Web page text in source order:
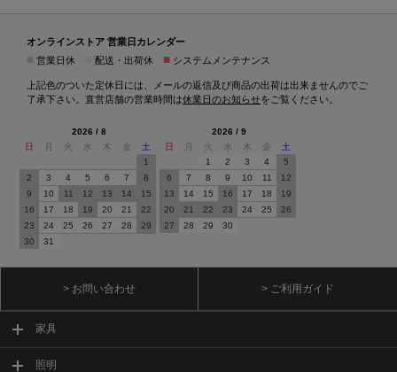
オンラインストア 営業日カレンダー
営業日休 配送・出荷休 ■ システムメンテナンス
上記色のついた定休日には、メールの返信及び商品の出荷は出来ませんのでご
了承下さい。直営店舗の営業時間は休業日のお知らせをご覧ください。
2026 / 8
日
月 火 水 木 金
土
1
2
3 4 5 6 7
8
9
10 11 12 13 14
15
16
17 18 19 20 21
22
23
24 25 26 27 28
29
30
31
2026 / 9
日
月 火 水 木 金
土
1
2 3 4
5
6
7 8 9 10 11
12
13
14 15 16 17 18
19
20
21 22 23 24 25
26
27
28 29 30
> お問い合わせ > ご利用ガイド
家具
照明